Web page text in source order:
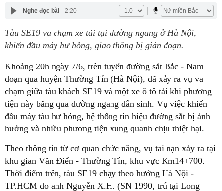
Nghe đọc bài 2:20
Tàu SE19 va chạm xe tải tại đường ngang ở Hà Nội,
khiến đầu máy hư hỏng, giao thông bị gián đoạn.
Khoảng 20h ngày 7/6, trên tuyến đường sắt Bắc - Nam
đoạn qua huyện Thường Tín (Hà Nội), đã xảy ra vụ va
chạm giữa tàu khách SE19 và một xe ô tô tải khi phương
tiện này băng qua đường ngang dân sinh. Vụ việc khiến
đầu máy tàu hư hỏng, hệ thống tín hiệu đường sắt bị ảnh
hưởng và nhiều phương tiện xung quanh chịu thiệt hại.
Theo thông tin từ cơ quan chức năng, vụ tai nạn xảy ra tại
khu gian Văn Điển - Thường Tín, khu vực Km14+700.
Thời điểm trên, tàu SE19 chạy theo hướng Hà Nội -
TP.HCM do anh Nguyễn X.H. (SN 1990, trú tại Long